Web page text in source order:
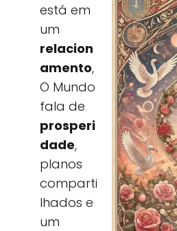
está em
um
relacion
amento,
O Mundo
fala de
prosperi
dade,
planos
comparti
lhados e
um